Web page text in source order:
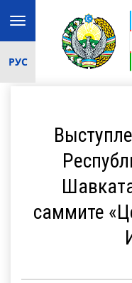
Toggle
navigation
РУС
саммите